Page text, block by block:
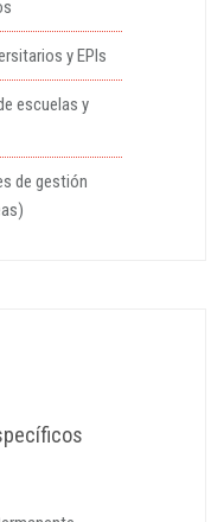
y EPIs
escuelas y
de gestión